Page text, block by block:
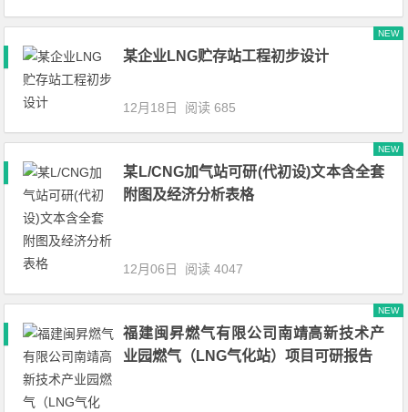
某企业LNG贮存站工程初步设计
NEW
12月18日 阅读 685
某L/CNG加气站可研(代初设)文本含全套
附图及经济分析表格
NEW
12月06日 阅读 4047
福建闽昇燃气有限公司南靖高新技术产
业园燃气（LNG气化站）项目可研报告
NEW